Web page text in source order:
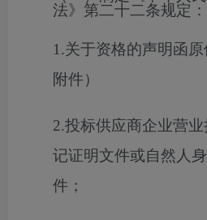
法》第二十二条规定：
1.关于资格的声明函
附件）
2.投标供应商企业营
记证明文件或自然人
件；